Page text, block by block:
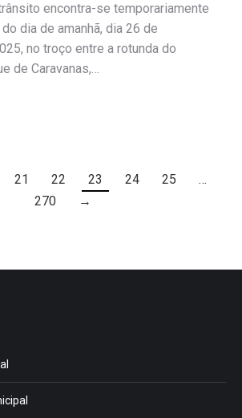
trânsito encontra-se temporariamente
dia de amanhã, dia 26 de
no troço entre a rotunda do
de Caravanas,…
21 22 23 24 25
…
270
→